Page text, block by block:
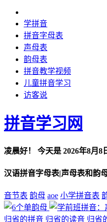
学拼音
拼音字母表
声母表
韵母表
拼音教学视频
儿童拼音学习
访客说
拼音学习网
凌晨好！ 今天是 2026年8月8
汉语拼音字母表|声母表和韵
音节表 韵母 aoe 小学拼音表
归省的拼音 归省的读音 归省